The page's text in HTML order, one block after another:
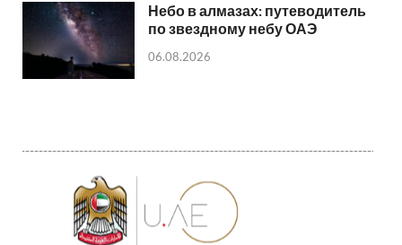
Небо в алмазах: путеводитель
по звездному небу ОАЭ
06.08.2026